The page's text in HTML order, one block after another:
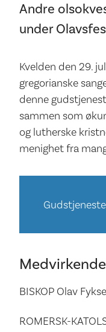
Andre
under
Kvelden den 29.
gregorianske
denne
sammen som
og lutherske
menighet fra
Medvirkende
BISKOP Olav
ROMERSK-